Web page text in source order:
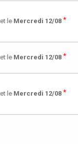
et le Mercredi 12/08 *
et le Mercredi 12/08 *
et le Mercredi 12/08 *